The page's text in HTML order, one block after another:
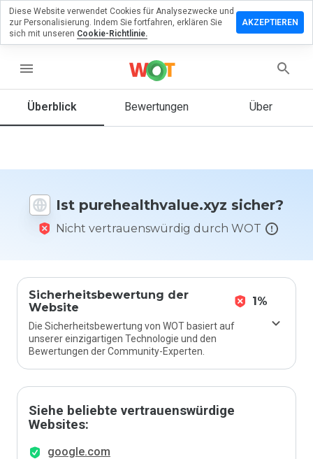
menu
Überblick Bewertungen Über
Ist purehealthvalue.xyz sicher?
Nicht vertrauenswürdig durch WOT
Sicherheitsbewertung der
Website
1%
Die Sicherheitsbewertung von WOT basiert auf
unserer einzigartigen Technologie und den
Bewertungen der Community-Experten.
Siehe beliebte vertrauenswürdige
Websites:
google.com
Sie
zu
Wie
Website
Skala von
1 bis 5
bewerten?
Diese Website verwendet Cookies für Analysezwecke und
zur Personalisierung. Indem Sie fortfahren, erklären Sie
sich mit unseren Cookie-Richtlinie.
AKZEPTIEREN